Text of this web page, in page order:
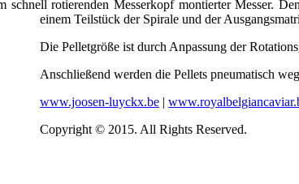
schnell rotierenden Messerkopf montierter Messer.
einem Teilstück der Spirale und der
Die Pelletgröße ist durch Anpassung der
Anschließend werden die Pellets pneumatisch
www.joosen-luyckx.be |
Copyright © 2015. All Rights Reserved.